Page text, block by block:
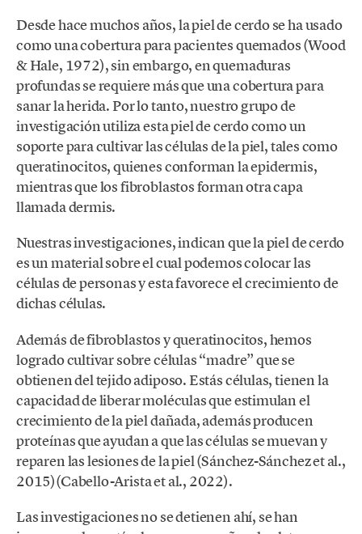
Desde hace muchos años, la piel de cerdo se ha usado
como una cobertura para pacientes quemados (Wood
& Hale, 1972), sin embargo, en quemaduras
profundas se requiere más que una cobertura para
sanar la herida. Por lo tanto, nuestro grupo de
investigación utiliza esta piel de cerdo como un
soporte para cultivar las células de la piel, tales como
queratinocitos, quienes conforman la epidermis,
mientras que los fibroblastos forman otra capa
llamada dermis.
Nuestras investigaciones, indican que la piel de cerdo
es un material sobre el cual podemos colocar las
células de personas y esta favorece el crecimiento de
dichas células.
Además de fibroblastos y queratinocitos, hemos
logrado cultivar sobre células “madre” que se
obtienen del tejido adiposo. Estás células, tienen la
capacidad de liberar moléculas que estimulan el
crecimiento de la piel dañada, además producen
proteínas que ayudan a que las células se muevan y
reparen las lesiones de la piel (Sánchez-Sánchez et al.,
2015)(Cabello-Arista et al., 2022).
Las investigaciones no se detienen ahí, se han